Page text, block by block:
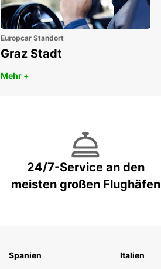
Europcar Standort
Graz Stadt
Mehr +
24/7-Service an den
meisten großen Flughäfen
Spanien
Italien